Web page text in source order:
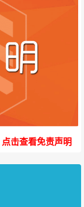
点击查看免责声明